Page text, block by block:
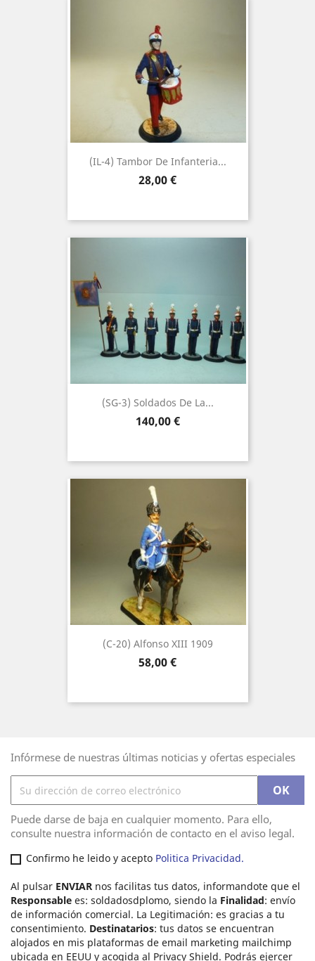
(IL-4) Tambor De Infanteria...
Precio
28,00 €
(SG-3) Soldados De La...
Precio
140,00 €
(C-20) Alfonso XIII 1909
Precio
58,00 €
Infórmese de nuestras últimas noticias y ofertas especiales
Puede darse de baja en cualquier momento. Para ello,
consulte nuestra información de contacto en el aviso legal.
Confirmo he leido y acepto Politica Privacidad.
Al pulsar ENVIAR nos facilitas tus datos, informandote que el
Responsable es: soldadosdplomo, siendo la Finalidad: envío
de información comercial. La Legitimación: es gracias a tu
consentimiento. Destinatarios: tus datos se encuentran
alojados en mis plataformas de email marketing mailchimp
ubicada en EEUU y acogida al Privacy Shield. Podrás ejercer